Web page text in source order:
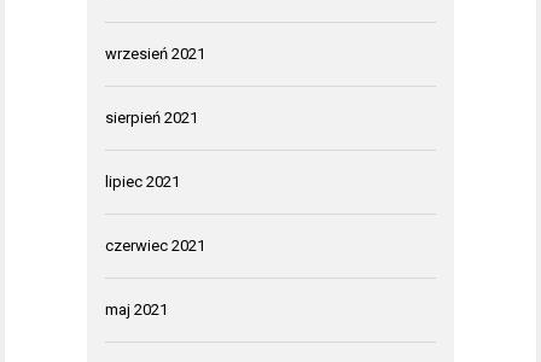
wrzesień 2021
sierpień 2021
lipiec 2021
czerwiec 2021
maj 2021